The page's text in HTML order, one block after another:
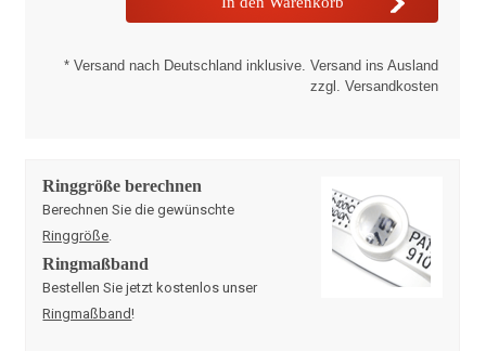
* Versand nach Deutschland inklusive. Versand ins Ausland
zzgl. Versandkosten
Ringgröße berechnen
Berechnen Sie die gewünschte
Ringgröße
Ringmaßband
Bestellen Sie jetzt kostenlos unser
Ringmaßband!